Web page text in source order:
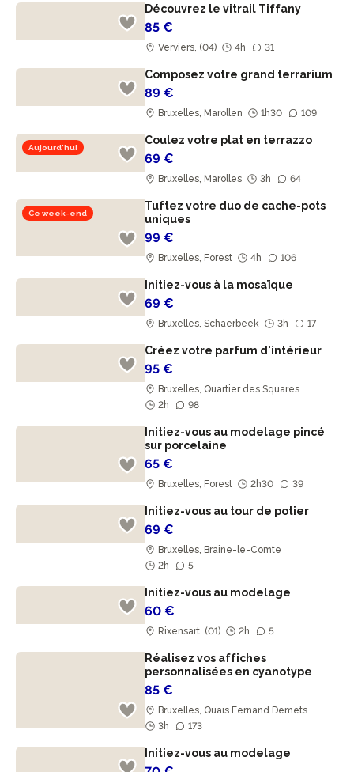
Découvrez le vitrail Tiffany
85 €
Verviers, (04) 4h 31
Composez votre grand terrarium
89 €
Bruxelles, Marollen 1h30 109
Aujourd'hui
Coulez votre plat en terrazzo
69 €
Bruxelles, Marolles 3h 64
Ce week-end
Tuftez votre duo de cache-pots
uniques
99 €
Bruxelles, Forest 4h 106
Initiez-vous à la mosaïque
69 €
Bruxelles, Schaerbeek 3h 17
Créez votre parfum d'intérieur
95 €
Bruxelles, Quartier des Squares
2h
98
Initiez-vous au modelage pincé
sur porcelaine
65 €
Bruxelles, Forest 2h30 39
Initiez-vous au tour de potier
69 €
Bruxelles, Braine-le-Comte
2h
5
Initiez-vous au modelage
60 €
Rixensart, (01) 2h 5
Réalisez vos affiches
personnalisées en cyanotype
85 €
Bruxelles, Quais Fernand Demets
3h
173
Initiez-vous au modelage